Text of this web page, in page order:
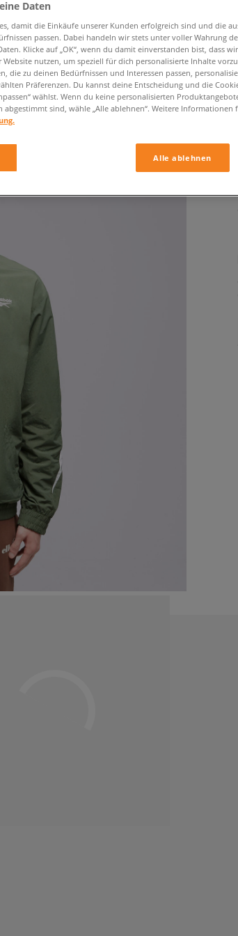
Daten
damit die Einkäufe unserer Kunden erfolgreich sind und die
passen. Dabei handeln wir stets unter voller Wahrung
Klicke auf „OK“, wenn du damit einverstanden bist, dass
Website nutzen, um speziell für dich personalisierte Inhalte
die zu deinen Bedürfnissen und Interessen passen,
Präferenzen. Du kannst deine Entscheidung und die
wählst. Wenn du keine personalisierten
abgestimmt sind, wähle „Alle ablehnen“. Weitere Informationen
Alle ablehnen